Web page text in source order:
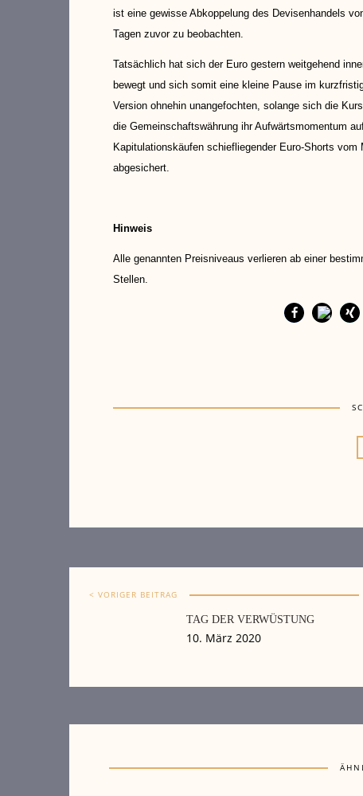
ist eine gewisse Abkoppelung des Devisenhandels
Tagen zuvor zu beobachten.
Tatsächlich hat sich der Euro gestern weitgehend
bewegt und sich somit eine kleine Pause im
Version ohnehin unangefochten, solange sich die
die Gemeinschaftswährung ihr Aufwärtsmomentum
Kapitulationskäufen schiefliegender Euro-Shorts
abgesichert.
Hinweis
Alle genannten Preisniveaus verlieren ab einer
Stellen.
< VORIGER BEITRAG
TAG DER VERWÜSTUNG
10. März 2020